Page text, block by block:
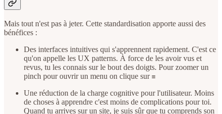
Mais tout n'est pas à jeter. Cette standardisation apporte aussi des
bénéfices :
Des interfaces intuitives qui s'apprennent rapidement. C'est ce
qu'on appelle les UX patterns. À force de les avoir vus et
revus, tu les connais sur le bout des doigts. Pour zoomer un
pinch pour ouvrir un menu on clique sur ≡
Une réduction de la charge cognitive pour l'utilisateur. Moins
de choses à apprendre c'est moins de complications pour toi.
Quand tu arrives sur un site, je suis sûr que tu comprends son